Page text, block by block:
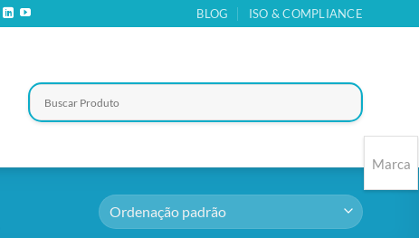
BLOG ISO & COMPLIANCE
Marca